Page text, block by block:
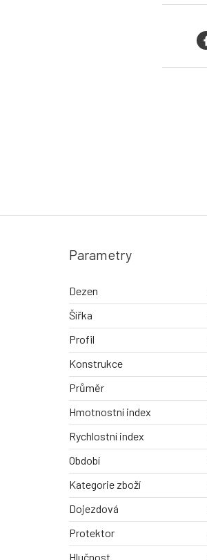
Parametry
Dezen
Šířka
Profil
Konstrukce
Průměr
Hmotnostní index
Rychlostní index
Období
Kategorie zboží
Dojezdová
Protektor
Hlučnost